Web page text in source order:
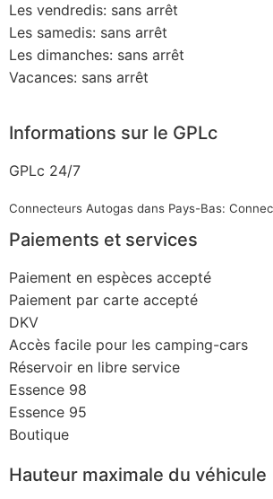
Les vendredis: sans arrêt
Les samedis: sans arrêt
Les dimanches: sans arrêt
Vacances: sans arrêt
Informations sur le GPLc
GPLc 24/7
Connecteurs Autogas dans Pays-Bas:
Paiements et services
Paiement en espèces accepté
Paiement par carte accepté
DKV
Accès facile pour les camping-cars
Réservoir en libre service
Essence 98
Essence 95
Boutique
Hauteur maximale du véhicule